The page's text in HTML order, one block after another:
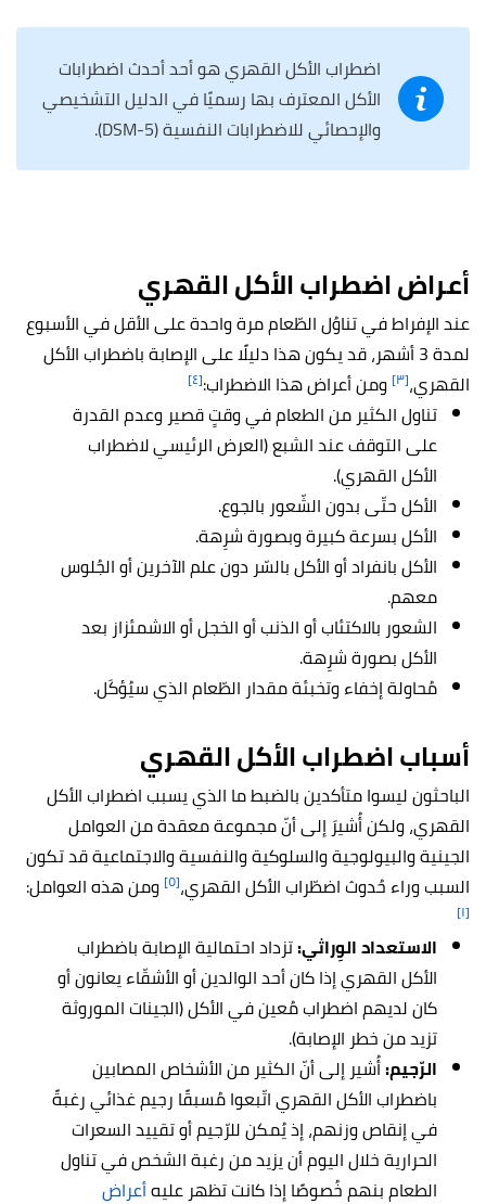
اضطراب الأكل القهري هو أحد أحدث اضطرابات
الأكل المعترف بها رسميًا في الدليل التشخيصي
والإحصائي للاضطرابات النفسية (DSM-5).
أعراضاضطراب الأكل القهري
عند الإفراط في تناوُل الطّعام مرة واحدة على الأقل في الأسبوع
لمدة 3 أشهر، قد يكون هذا دليلًا على الإصابة باضطراب الأكل
القهري،[٣] ومن أعراض هذا الاضطراب:[٤]
تناول الكثير من الطعام في وقتٍ قصير وعدم القدرة
على التوقف عند الشبع (العرض الرئيسي لاضطراب
الأكل القهري).
الأكل حتّى بدون الشّعور بالجوع.
الأكل بسرعة كبيرة وبصورة شرِهة.
الأكل بانفراد أو الأكل بالسّر دون علم الآخرين أو الجُلوس
معهم.
الشعور بالاكتئاب أو الذنب أو الخجل أو الاشمئزاز بعد
الأكل بصورة شرِهة.
مُحاولة إخفاء وتخبئة مقدار الطّعام الذي سيُؤكَل.
أسباب اضطراب الأكل القهري
الباحثون ليسوا متأكدين بالضبط ما الذي يسبب اضطراب الأكل
القهري، ولكن أُشيرَ إلى أنّ مجموعة معقدة من العوامل
الجينية والبيولوجية والسلوكية والنفسية والاجتماعية قد تكون
السبب وراء حُدوث اضطّراب الأكل القهري،[٥] ومن هذه العوامل:
[١]
الاستعداد الوِراثي:تزداد احتمالية الإصابة باضطراب
الأكل القهري إذا كان أحد الوالدين أو الأشقّاء يعانون أو
كان لديهم اضطراب مُعين في الأكل (الجينات الموروثة
تزيد من خطر الإصابة).
الرّجيم:أُشير إلى أنّ الكثير من الأشخاص المصابين
باضطراب الأكل القهري اتّبعوا مُسبقًا رجيم غذائي رغبةً
في إنقاص وزنهم، إذ يُمكن للرّجيم أو تقييد السعرات
الحرارية خلال اليوم أن يزيد من رغبة الشخص في تناول
الطعام بنهم خُصوصًا إذا كانت تظهر عليهأعراض